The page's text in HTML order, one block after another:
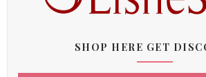
SHOP HERE GET